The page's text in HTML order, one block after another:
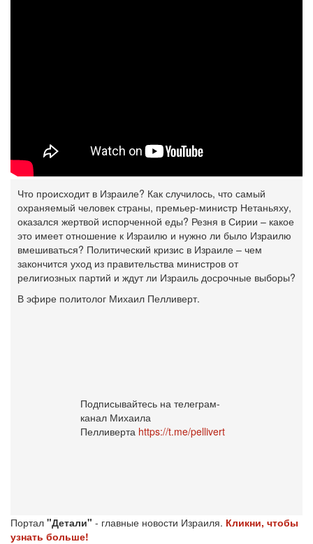
Что происходит в Израиле? Как случилось, что самый
охраняемый человек страны, премьер-министр Нетаньяху,
оказался жертвой испорченной еды? Резня в Сирии – какое
это имеет отношение к Израилю и нужно ли было Израилю
вмешиваться? Политический кризис в Израиле – чем
закончится уход из правительства министров от
религиозных партий и ждут ли Израиль досрочные выборы?
В эфире политолог Михаил Пелливерт.
Подписывайтесь на телеграм-
канал Михаила
Пелливерта https://t.me/pellivert
Портал "Детали" - главные новости Израиля. Кликни, чтобы
узнать больше!